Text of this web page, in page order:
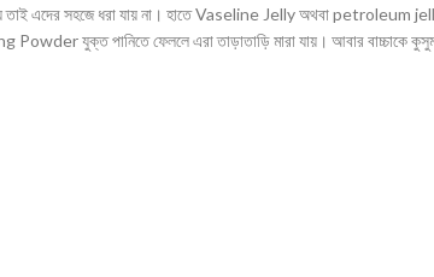
তাই এদের সহজে ধরা যায় না। হাতে Vaseline Jelly অথবা petroleum
Powder যুক্ত পানিতে ফেললে এরা তাড়াতাড়ি মারা যায়। আবার বাচ্চাকে